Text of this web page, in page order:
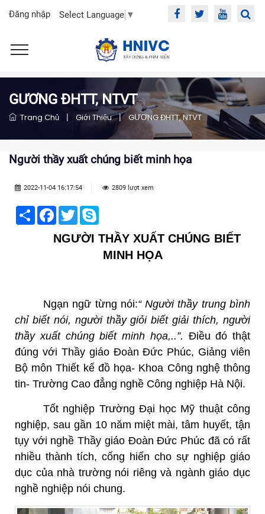
Đăng nhập Select Language ▼
GƯƠNG ĐHTT, NTVT
Trang Chủ | Giới Thiệu | GƯƠNG ĐHTT, NTVT
Người thầy xuất chúng biết minh họa
2022-11-04 16:17:54 2809 lượt xem
Share Facebook
Twitter
NGƯỜI THẦY XUẤT CHÚNG BIẾT
MINH HỌA
Ngạn ngữ từng nói:“ Người thầy trung bình
chỉ biết nói, người thầy giỏi biết giải thích, người
thầy xuất chúng biết minh họa,..”. Điều đó thật
đúng với Thầy giáo Đoàn Đức Phúc, Giảng viên
Bộ môn Thiết kế đồ họa- Khoa Công nghệ thông
tin- Trường Cao đẳng nghề Công nghiệp Hà Nội.
Tốt nghiệp Trường Đại học Mỹ thuật công
nghiệp, sau gần 10 năm miệt mài, tâm huyết, tận
tụy với nghề Thầy giáo Đoàn Đức Phúc đã có rất
nhiều thành tích, cống hiến cho sự nghiệp giáo
dục của nhà trường nói riêng và ngành giáo dục
nghề nghiệp nói chung.